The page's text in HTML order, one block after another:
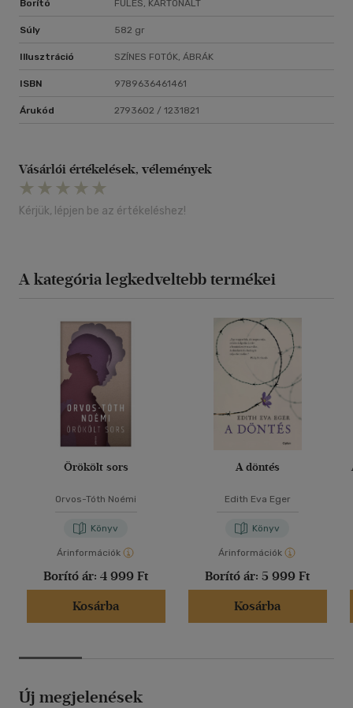
Borító FÜLES, KARTONÁLT
Súly 582 gr
Illusztráció SZÍNES FOTÓK, ÁBRÁK
ISBN 9789636461461
Árukód 2793602 / 1231821
Vásárlói értékelések, vélemények
Kérjük, lépjen be az értékeléshez!
A kategória legkedveltebb termékei
Örökölt sors
Orvos-Tóth Noémi
Könyv
Árinformációk
Borító ár: 4 999 Ft
Kosárba
A döntés
Edith Eva Eger
Könyv
Árinformációk
Borító ár: 5 999 Ft
Kosárba
Új megjelenések